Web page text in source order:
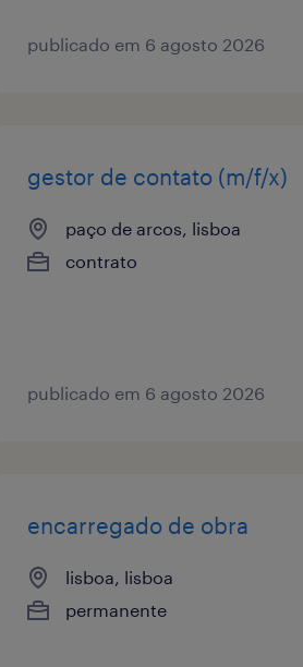
publicado em 6 agosto 2026
gestor de contato (m/f/x)
paço de arcos, lisboa
contrato
publicado em 6 agosto 2026
encarregado de obra
lisboa, lisboa
permanente